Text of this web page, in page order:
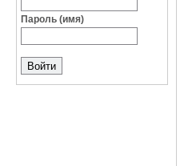
Пароль (имя)